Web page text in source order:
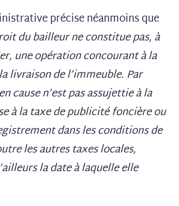
précise néanmoins que
du bailleur ne constitue pas, à
une opération concourant à la
livraison de l’immeuble. Par
cause n’est pas assujettie à la
à la taxe de publicité foncière ou
dans les conditions de
les autres taxes locales,
la date à laquelle elle